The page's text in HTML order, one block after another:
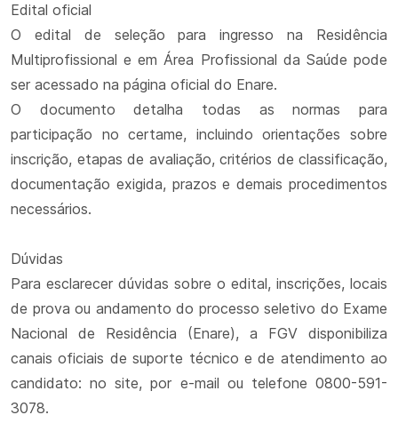
Edital oficial
O edital de seleção para ingresso na Residência
Multiprofissional e em Área Profissional da Saúde pode
ser acessado na página oficial do Enare.
O documento detalha todas as normas para
participação no certame, incluindo orientações sobre
inscrição, etapas de avaliação, critérios de classificação,
documentação exigida, prazos e demais procedimentos
necessários.
Dúvidas
Para esclarecer dúvidas sobre o edital, inscrições, locais
de prova ou andamento do processo seletivo do Exame
Nacional de Residência (Enare), a FGV disponibiliza
canais oficiais de suporte técnico e de atendimento ao
candidato: no site, por e-mail ou telefone 0800-591-
3078.